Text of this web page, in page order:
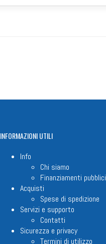
INFORMAZIONIUTILI
Info
Chi siamo
Finanziamenti pubblici
Acquisti
Spese di spedizione
Servizi e supporto
Contatti
Sicurezza e privacy
Termini di utilizzo